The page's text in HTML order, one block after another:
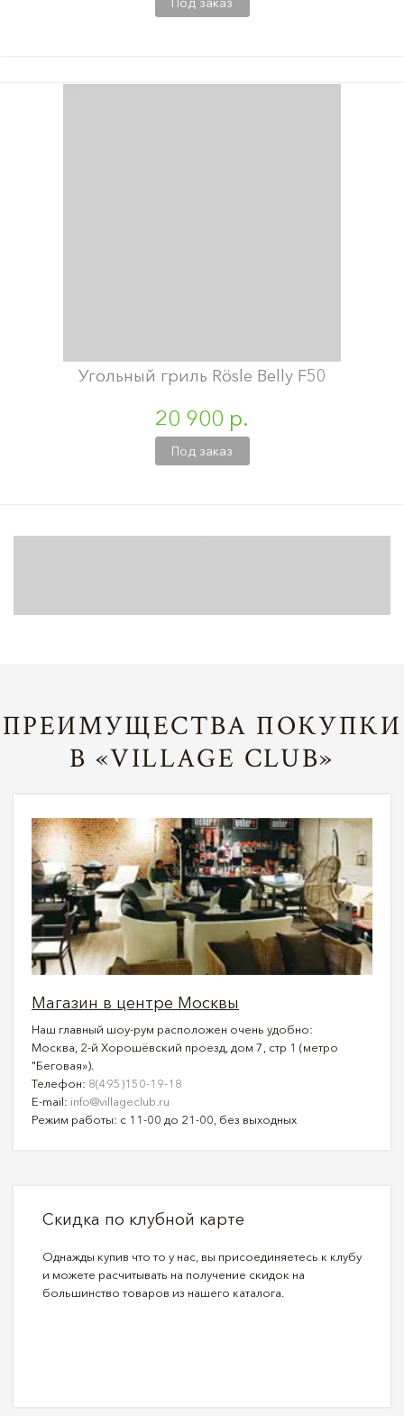
Угольный гриль Rösle Belly F50
20 900 р.
Под заказ
ПРЕИМУЩЕСТВА ПОКУПКИ
В «VILLAGE CLUB»
Магазин в центре Москвы
Наш главный шоу-рум расположен очень удобно:
Москва, 2-й Хорошёвский проезд, дом 7, стр 1 (метро
"Беговая»).
Телефон: 8(495)150-19-18
E-mail: info@villageclub.ru
Режим работы: с 11-00 до 21-00, без выходных
Скидка по клубной карте
Однажды купив что то у нас, вы присоединяетесь к клубу
и можете расчитывать на получение скидок на
большинство товаров из нашего каталога.